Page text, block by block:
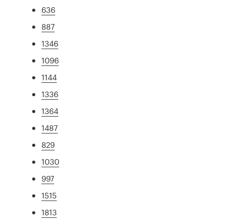
636
887
1346
1096
1144
1336
1364
1487
829
1030
997
1515
1813